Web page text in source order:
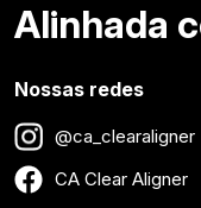
Alinhada
Nossas redes
@ca_clearaligner
CA Clear Aligner